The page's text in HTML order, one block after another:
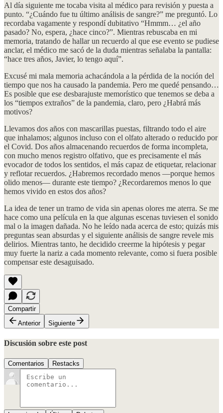
Al día siguiente me tocaba visita al médico para revisión y puesta a
punto. “¿Cuándo fue tu último análisis de sangre?” me preguntó. Lo
recordaba vagamente y respondí dubitativo “Hmmm… ¿el año
pasado? No, espera, ¿hace cinco?”. Mientras rebuscaba en mi
memoria, tratando de hallar un recuerdo al que ese evento se pudiese
anclar, el médico me sacó de la duda mientras señalaba la pantalla:
“hace tres años, Javier, lo tengo aquí”.
Excusé mi mala memoria achacándola a la pérdida de la noción del
tiempo que nos ha causado la pandemia. Pero me quedé pensando…
Es posible que ese desbarajuste memorístico que tenemos se deba a
los “tiempos extraños” de la pandemia, claro, pero ¿Habrá más
motivos?
Llevamos dos años con mascarillas puestas, filtrando todo el aire
que inhalamos; algunos incluso con el olfato alterado o reducido por
el Covid. Dos años almacenando recuerdos de forma incompleta,
con mucho menos registro olfativo, que es precisamente el más
evocador de todos los sentidos, el más capaz de etiquetar, relacionar
y reflotar recuerdos. ¿Habremos recordado menos —porque hemos
olido menos— durante este tiempo? ¿Recordaremos menos lo que
hemos vivido en estos dos años?
La idea de tener un tramo de vida sin apenas olores me aterra. Se me
hace como una película en la que algunas escenas tuviesen el sonido
mal o la imagen dañada. No he leído nada acerca de esto; quizás mis
preguntas sean absurdas y el siguiente análisis de sangre revele mis
delirios. Mientras tanto, he decidido creerme la hipótesis y pegar
muy fuerte la nariz a cada momento relevante, como si fuera posible
compensar este desaguisado.
Compartir
Anterior
Siguiente
Discusión sobre este post
Comentarios Restacks